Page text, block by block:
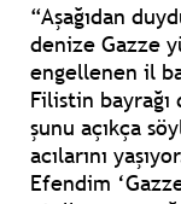
“Aşağıdan
denize Gazze
engellenen il
Filistin
şunu açıkça
acılarını
Efendim